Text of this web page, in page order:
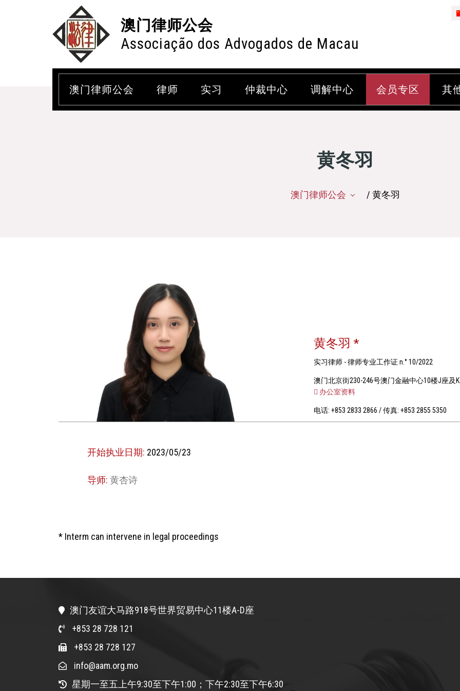
澳门律师公会
Associação dos Advogados de Macau
澳门律师公会 律师 实习 仲裁中心 调解中心 会员专区 其
黄冬羽
澳门律师公会 / 黄冬羽
黄冬羽 *
实习律师 - 律师专业工作证 n.° 10/2022
澳门北京街230-246号澳门金融中心10楼J座及
办公室资料
电话: +853 2833 2866 / 传真: +853 2855 5350
开始执业日期: 2023/05/23
导师: 黄杏诗
* Interm can intervene in legal proceedings
澳门友谊大马路918号世界贸易中心11楼A-D座
+853 28 728 121
+853 28 728 127
info@aam.org.mo
星期一至五上午9:30至下午1:00；下午2:30至下午6:30